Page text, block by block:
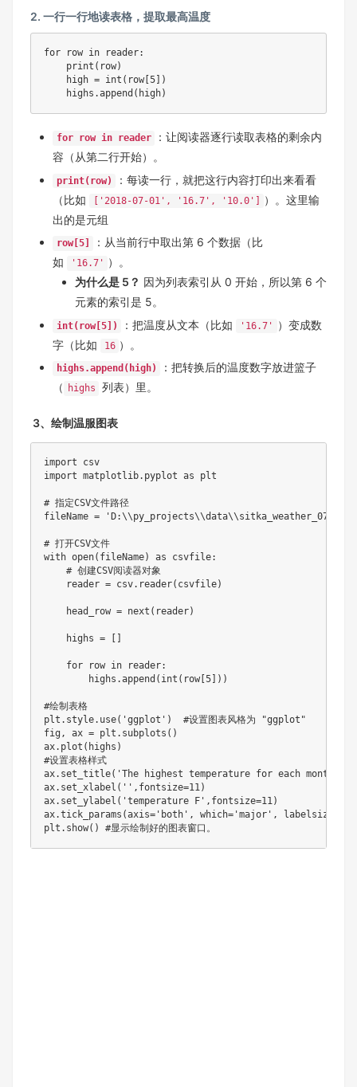
2. 一行一行地读表格，提取最高温度
for row in reader:
    print(row)
    high = int(row[5])
    highs.append(high)
for row in reader
：让阅读器逐行读取表格的剩余内
容（从第二行开始）。
print(row)
：每读一行，就把这行内容打印出来看看
（比如
['2018-07-01', '16.7', '10.0']
）。这里输
出的是元组
row[5]
：从当前行中取出第 6 个数据（比
如
'16.7'
）。
为什么是 5？ 因为列表索引从 0 开始，所以第 6 个
元素的索引是 5。
int(row[5]) ：把温度从文本（比如 '16.7'
）变成数
字（比如
16 ）。
highs.append(high)
：把转换后的温度数字放进篮子
（
highs 列表）里。
3、绘制温服图表
import csv
import matplotlib.pyplot as plt
# 指定CSV文件路径
fileName = 'D:\\py_projects\\data\\sitka_weather_07-
# 打开CSV文件
with open(fileName) as csvfile:
    # 创建CSV阅读器对象
    reader = csv.reader(csvfile)
    head_row = next(reader)
    highs = []
    for row in reader:
        highs.append(int(row[5]))
#绘制表格
plt.style.use('ggplot')  #设置图表风格为 "ggplot"
fig, ax = plt.subplots()
ax.plot(highs)
#设置表格样式
ax.set_title('The highest temperature for each month in
ax.set_xlabel('',fontsize=11)
ax.set_ylabel('temperature F',fontsize=11)
ax.tick_params(axis='both', which='major', labelsize=10)
plt.show() #显示绘制好的图表窗口。